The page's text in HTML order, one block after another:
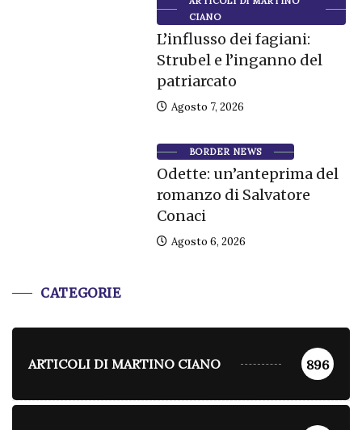
CIANO
L’influsso dei fagiani:
Strubel e l’inganno del
patriarcato
Agosto 7, 2026
BORDER NEWS
Odette: un’anteprima del
romanzo di Salvatore
Conaci
Agosto 6, 2026
CATEGORIE
ARTICOLI DI MARTINO CIANO 896